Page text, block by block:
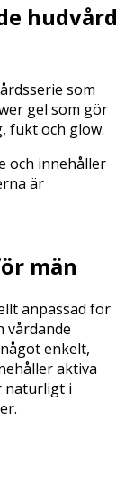
hudvård
som
gel som gör
fukt och glow.
och innehåller
är
män
anpassad för
vårdande
enkelt,
aktiva
naturligt i